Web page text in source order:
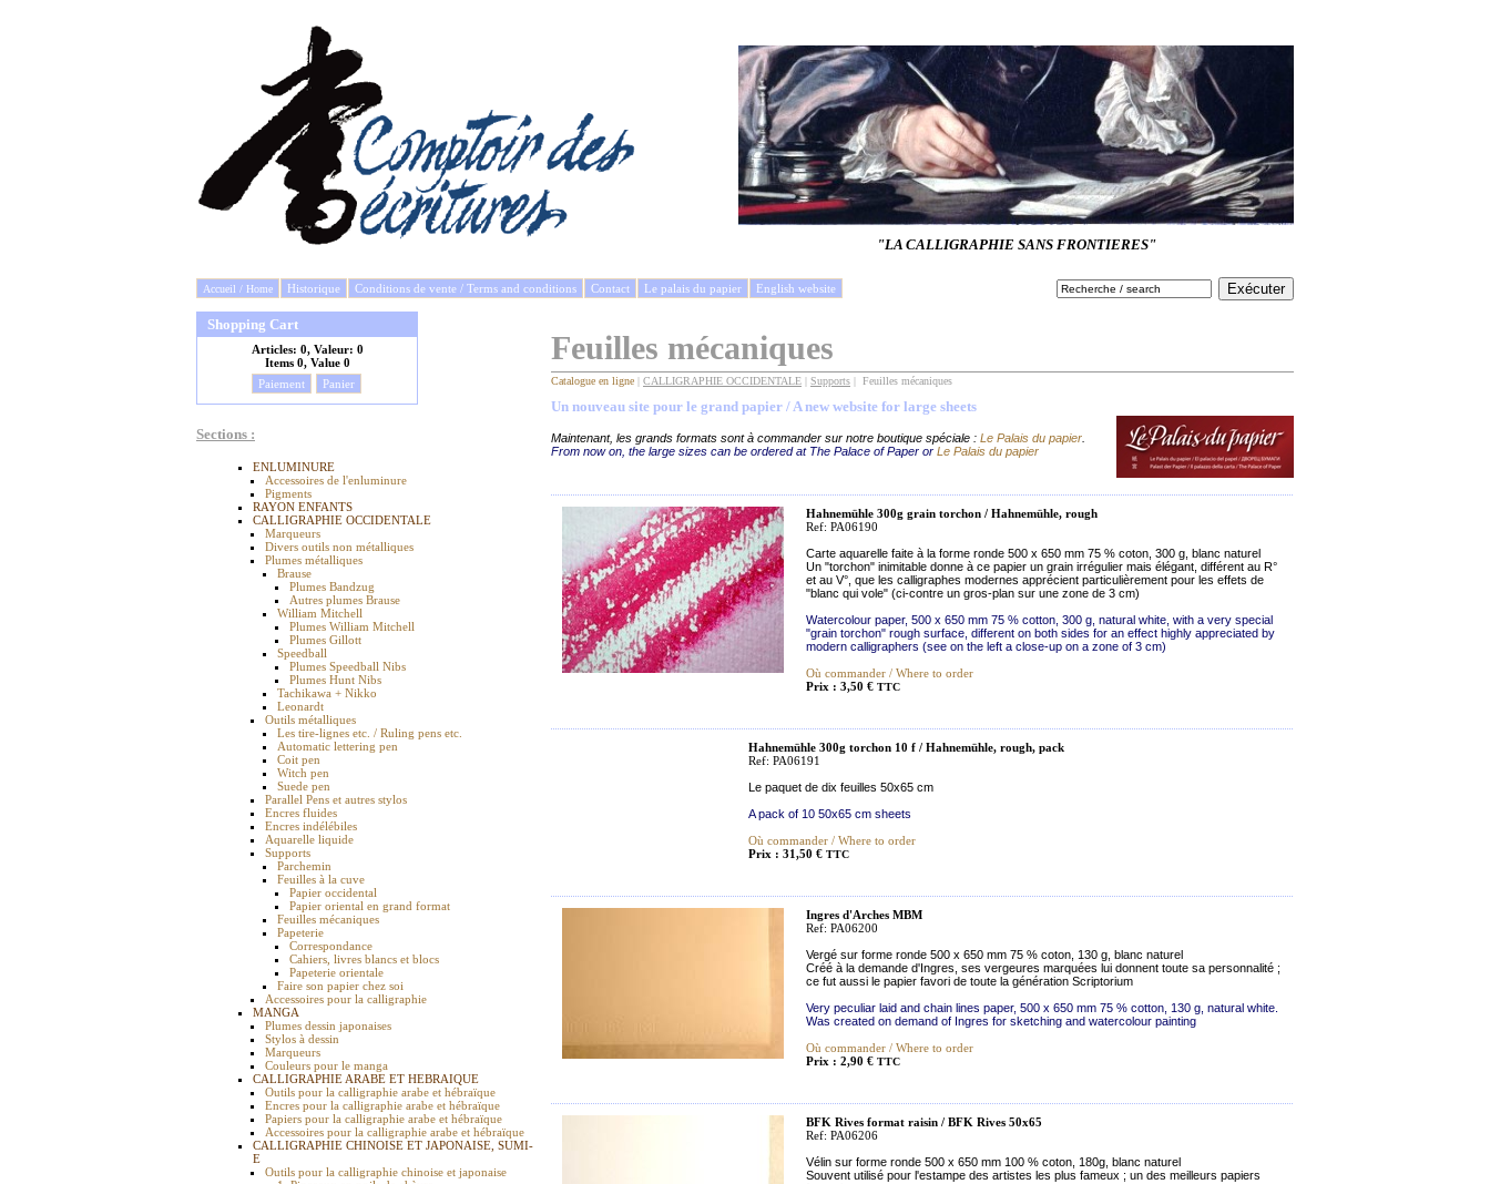
"LA CALLIGRAPHIE SANS FRONTIERES"
Accueil / Home Historique Conditions de vente / Terms and conditions Contact Le palais du papier English website
Shopping Cart
Articles: 0, Valeur: 0
Items 0, Value 0
Paiement
Panier
Sections :
ENLUMINURE
Accessoires de l'enluminure
Pigments
RAYON ENFANTS
CALLIGRAPHIE OCCIDENTALE
Marqueurs
Divers outils non métalliques
Plumes métalliques
Brause
Plumes Bandzug
Autres plumes Brause
William Mitchell
Plumes William Mitchell
Plumes Gillott
Speedball
Plumes Speedball Nibs
Plumes Hunt Nibs
Tachikawa + Nikko
Leonardt
Outils métalliques
Les tire-lignes etc. / Ruling pens etc.
Automatic lettering pen
Coit pen
Witch pen
Suede pen
Parallel Pens et autres stylos
Encres fluides
Encres indélébiles
Aquarelle liquide
Supports
Parchemin
Feuilles à la cuve
Papier occidental
Papier oriental en grand format
Feuilles mécaniques
Papeterie
Correspondance
Cahiers, livres blancs et blocs
Papeterie orientale
Faire son papier chez soi
Accessoires pour la calligraphie
MANGA
Plumes dessin japonaises
Stylos à dessin
Marqueurs
Couleurs pour le manga
CALLIGRAPHIE ARABE ET HEBRAIQUE
Outils pour la calligraphie arabe et hébraïque
Encres pour la calligraphie arabe et hébraïque
Papiers pour la calligraphie arabe et hébraïque
Accessoires pour la calligraphie arabe et hébraïque
CALLIGRAPHIE CHINOISE ET JAPONAISE, SUMI-
E
Outils pour la calligraphie chinoise et japonaise
Feuilles mécaniques
Catalogue en ligne | CALLIGRAPHIE OCCIDENTALE | Supports | Feuilles mécaniques
Un nouveau site pour le grand papier / A new website for large sheets
Maintenant, les grands formats sont à commander sur notre boutique spéciale : Le Palais du papier
From now on, the large sizes can be ordered at The Palace of Paper or Le Palais du papier
Hahnemühle 300g grain torchon / Hahnemühle, rough
Ref: PA06190
Carte aquarelle faite à la forme ronde 500 x 650 mm 75 % coton, 300 g, blanc naturel
Un "torchon" inimitable donne à ce papier un grain irrégulier mais élégant, différent au R°
et au V°, que les calligraphes modernes apprécient particulièrement pour les effets de
"blanc qui vole" (ci-contre un gros-plan sur une zone de 3 cm)
Watercolour paper, 500 x 650 mm 75 % cotton, 300 g, natural white, with a very special
"grain torchon" rough surface, different on both sides for an effect highly appreciated by
modern calligraphers (see on the left a close-up on a zone of 3 cm)
Où commander / Where to order
Prix : 3,50 € TTC
Hahnemühle 300g torchon 10 f / Hahnemühle, rough, pack
Ref: PA06191
Le paquet de dix feuilles 50x65 cm
A pack of 10 50x65 cm sheets
Où commander / Where to order
Prix : 31,50 € TTC
Ingres d'Arches MBM
Ref: PA06200
Vergé sur forme ronde 500 x 650 mm 75 % coton, 130 g, blanc naturel
Créé à la demande d'Ingres, ses vergeures marquées lui donnent toute sa personnalité ;
ce fut aussi le papier favori de toute la génération Scriptorium
Very peculiar laid and chain lines paper, 500 x 650 mm 75 % cotton, 130 g, natural white.
Was created on demand of Ingres for sketching and watercolour painting
Où commander / Where to order
Prix : 2,90 € TTC
BFK Rives format raisin / BFK Rives 50x65
Ref: PA06206
Vélin sur forme ronde 500 x 650 mm 100 % coton, 180g, blanc naturel
Souvent utilisé pour l'estampe des artistes les plus fameux ; un des meilleurs papiers